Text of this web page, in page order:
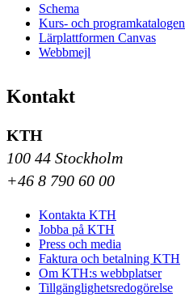
Schema
Kurs- och programkatalogen
Lärplattformen Canvas
Webbmejl
Kontakt
KTH
100 44 Stockholm
+46 8 790 60 00
Kontakta KTH
Jobba på KTH
Press och media
Faktura och betalning KTH
Om KTH:s webbplatser
Tillgänglighetsredogörelse